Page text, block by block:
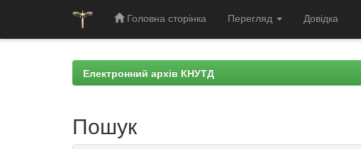
Головна сторінка Перегляд Довідка
Електронний архів КНУТД
Пошук